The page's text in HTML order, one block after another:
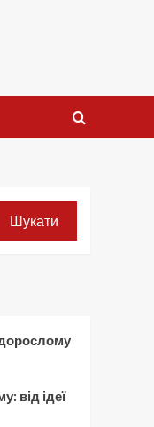
від ідеї